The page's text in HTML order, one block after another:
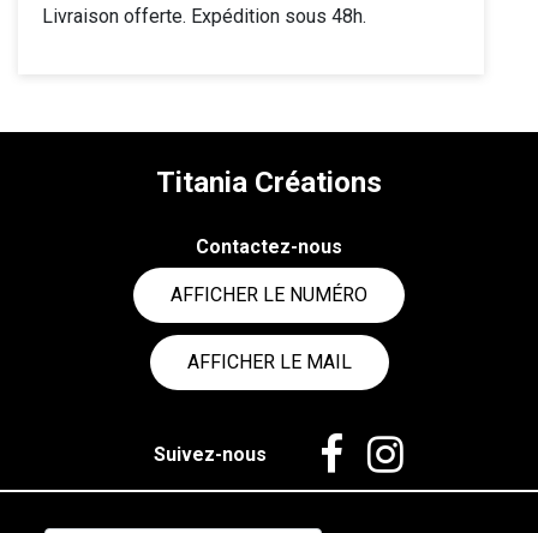
Livraison offerte. Expédition sous 48h.
Titania Créations
Contactez-nous
AFFICHER LE NUMÉRO
AFFICHER LE MAIL
Suivez-nous